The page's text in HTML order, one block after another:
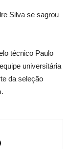
Silva se sagrou
técnico Paulo
universitária
da seleção